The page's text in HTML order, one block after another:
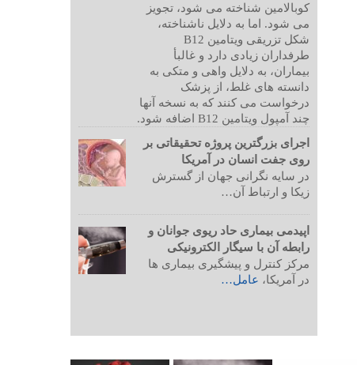
کوبالامین شناخته می شود، تجویز
می شود. اما به دلایل ناشناخته،
شکل تزریقی ویتامین B12
طرفداران زیادی دارد و غالبأ
بیماران، به دلایل واهی و متکی به
دانسته های غلط، از پزشک
درخواست می کنند که به نسخه آنها
چند آمپول ویتامین B12 اضافه شود.
اجرای بزرگترین پروژه تحقیقاتی بر
روی جفت انسان در آمریکا
در سایه نگرانی جهان از گسترش
زیکا و ارتباط آن…
اپیدمی بیماری حاد ریوی جوانان و
رابطه آن با سیگار الکترونیکی
مرکز کنترل و پیشگیری بیماری ها
در آمریکا، عامل…